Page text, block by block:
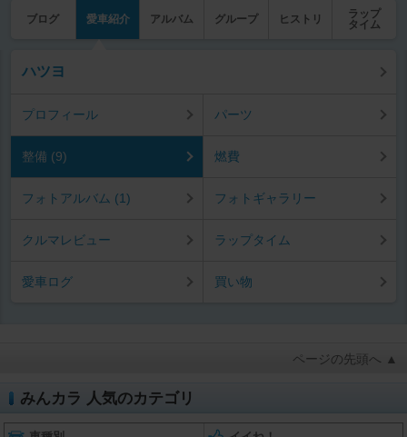
ブログ 愛車紹介 アルバム グループ ヒストリ
ラップ
タイム
ハツヨ
プロフィール パーツ
整備 (9) 燃費
フォトアルバム (1) フォトギャラリー
クルマレビュー ラップタイム
愛車ログ 買い物
ページの先頭へ ▲
みんカラ 人気のカテゴリ